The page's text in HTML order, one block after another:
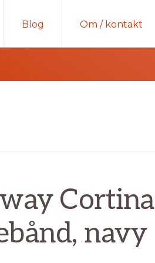
Blog Om / kontakt
Cortina
navy